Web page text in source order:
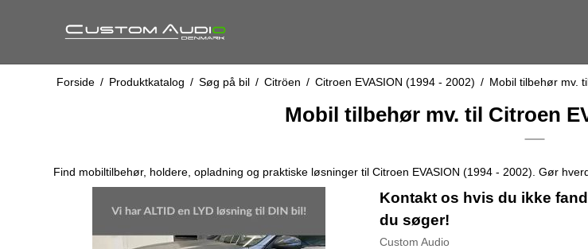
Forside / Produktkatalog / Søg på bil / Citröen / Citroen EVASION (1994 - 2002) / Mobil tilbehør mv.
Mobil tilbehør mv. til Citroen
Find mobiltilbehør, holdere, opladning og praktiske løsninger til Citroen EVASION (1994 - 2002). Gør
Kontakt os hvis du ikke
du søger!
Custom Audio